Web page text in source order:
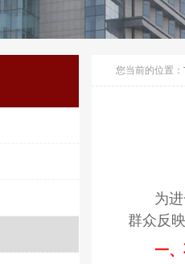
您当前的位置：
为
群众反
一